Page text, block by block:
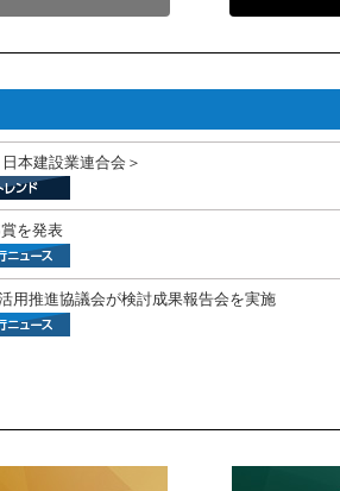
本建設業連合会＞
を発表
用推進協議会が検討成果報告会を実施